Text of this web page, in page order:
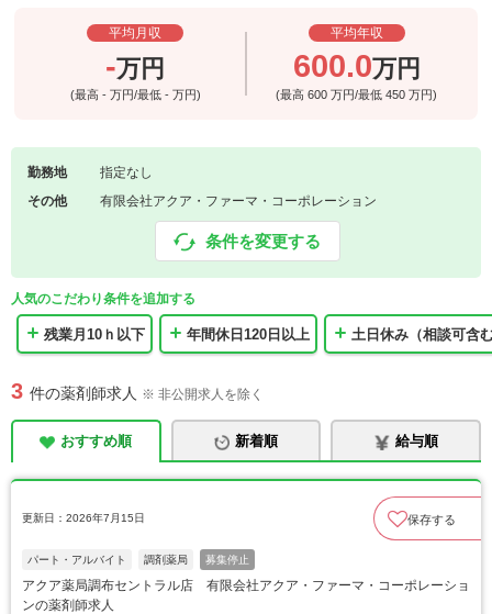
平均月収
-万円
(最高 - 万円/最低 - 万円)
平均年収
600.0万円
(最高600万円/最低450万円)
勤務地
指定なし
その他
有限会社アクア・ファーマ・コーポレーション
条件を変更する
人気のこだわり条件を追加する
残業月10ｈ以下 年間休日120日以上 土日休み（相談可含
3 件の薬剤師求人 ※ 非公開求人を除く
おすすめ順 新着順 給与順
更新日：2026年7月15日 保存する
パート・アルバイト 調剤薬局 募集停止
アクア薬局調布セントラル店 有限会社アクア・ファーマ・コーポレーショ
ンの薬剤師求人